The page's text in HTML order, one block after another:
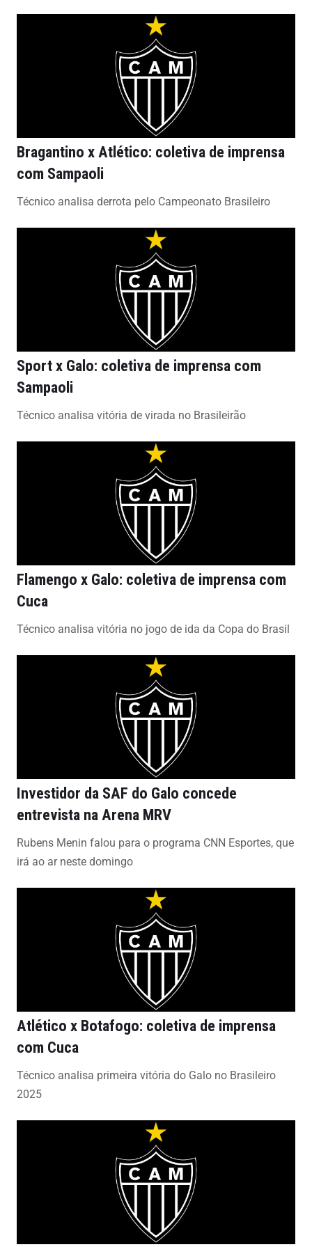
Bragantino x Atlético: coletiva de imprensa
com Sampaoli
Técnico analisa derrota pelo Campeonato Brasileiro
Sport x Galo: coletiva de imprensa com
Sampaoli
Técnico analisa vitória de virada no Brasileirão
Flamengo x Galo: coletiva de imprensa com
Cuca
Técnico analisa vitória no jogo de ida da Copa do Brasil
Investidor da SAF do Galo concede
entrevista na Arena MRV
Rubens Menin falou para o programa CNN Esportes, que
irá ao ar neste domingo
Atlético x Botafogo: coletiva de imprensa
com Cuca
Técnico analisa primeira vitória do Galo no Brasileiro
2025